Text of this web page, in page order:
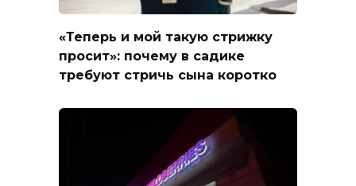
«Теперь и мой такую стрижку
просит»: почему в садике
требуют стричь сына коротко